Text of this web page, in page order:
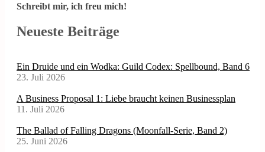
Schreibt mir, ich freu mich!
Neueste Beiträge
Ein Druide und ein Wodka: Guild Codex: Spellbound, Band 6
23. Juli 2026
A Business Proposal 1: Liebe braucht keinen Businessplan
11. Juli 2026
The Ballad of Falling Dragons (Moonfall-Serie, Band 2)
25. Juni 2026